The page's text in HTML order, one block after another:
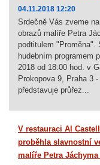
04.11.2018 12:20
Srdečně Vás zveme
obrazů malíře Petra
podtitulem "Proměna".
hudebním programem
2018 od 18:00 hod. v
Prokopova 9, Praha 3
představuje průřez...
V restauraci Al
proběhla slavnostní
malíře Petra